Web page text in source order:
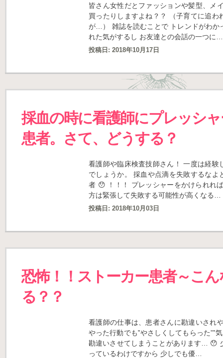
皆さん女性だとファッションや髪型、メ
買ったりしますよね？？ （子育てに追わ
が…） 雑誌を読むことで トレンドがわか
れた気がするし お友達との会話の一つに…
投稿日: 2018年10月17日
採血の時に看護師にプレッシ
患者。さて、どうする？
看護師や臨床検査技師さん！ 一度は経験
でしょうか。 採血や点滴を失敗するなよ
者 😯 ！！！ プレッシャーをかけられれ
方は緊張して失敗する可能性が高くなる…
投稿日: 2018年10月03日
恐怖！！ストーカー患者～こ
る？？
看護師の仕事は、患者さんに勘違いされ
やった行動でも‟やさしくしてもらった”‟
勘違いさせてしまうことがあります… 😯
っているわけですから 少しでも優…